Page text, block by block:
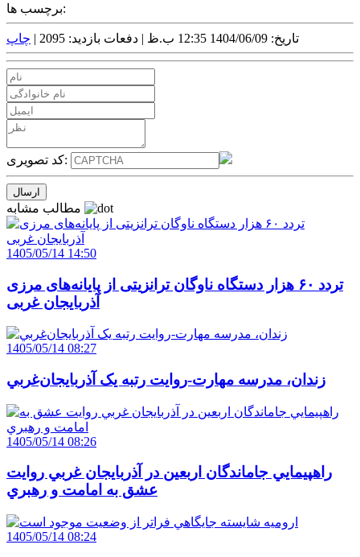
برچسب ها:
تاریخ: 1404/06/09 12:35 ب.ظ | دفعات بازدید: 2095 | چاپ
کد تصویری:
1405/05/14 14:50
تردد ۶۰ هزار دستگاه ناوگان ترانزیتی از پایانه‌های مرزی
آذربایجان ‌غربی
1405/05/14 08:27
زندان، مدرسه مهارت-روايت رتبه يک آذربايجان‌غربي
1405/05/14 08:26
راهپيمايي جاماندگان اربعين در آذربايجان غربي روايت
عشق به امامت و رهبري
1405/05/14 08:24